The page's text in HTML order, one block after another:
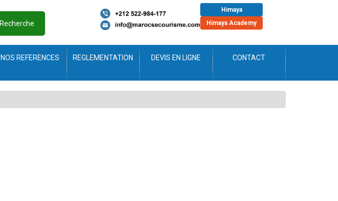
Recherche
Himaya
Himaya Academy
NOS REFERENCES REGLEMENTATION DEVIS EN LIGNE CONTACT